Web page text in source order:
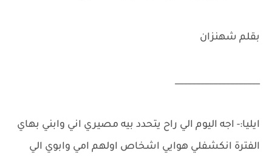
بقلم شهنزان
____________________
ايليا:- اجه اليوم الي راح يتحدد بيه مصيري اني وابني بهاي
الفترة انكشفلي هوايي اشخاص اولهم امي وابوي الي